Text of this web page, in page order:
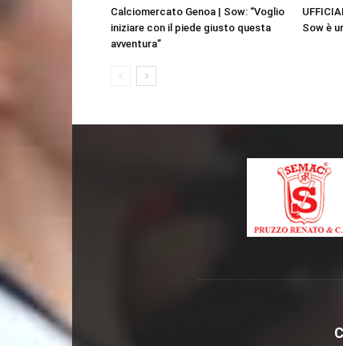
Calciomercato Genoa | Sow: “Voglio
iniziare con il piede giusto questa
avventura”
Sow è